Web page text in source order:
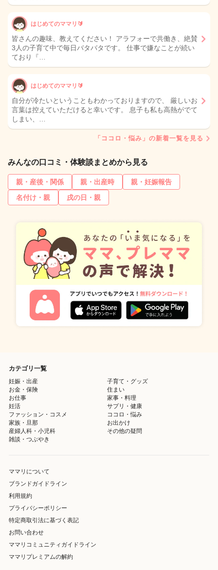
はじめてのママリ🔰
皆さんの趣味、教えてください！ アラフォーで共働き、絶賛
3人の子育て中で毎日バタバタです。 仕事で嫌なことが続い
ており『…
はじめてのママリ🔰
自分が冷たいということもわかっておりますので、 厳しいお
言葉は控えていただけると幸いです。 息子も私も高熱がでて
しまい、…
「ココロ・悩み」の新着一覧を見る
みんなの口コミ・体験談まとめから見る
親・産後・関係 親・出産時
親・妊娠報告
名付け・親
戌の日・親
カテゴリ一覧
妊娠・出産
子育て・グッズ
お金・保険
住まい
お仕事
家事・料理
妊活
サプリ・健康
ファッション・コスメ
ココロ・悩み
家族・旦那
お出かけ
産婦人科・小児科
その他の疑問
雑談・つぶやき
ママリについて
ブランドガイドライン
利用規約
プライバシーポリシー
特定商取引法に基づく表記
お問い合わせ
ママリコミュニティガイドライン
ママリプレミアムの解約